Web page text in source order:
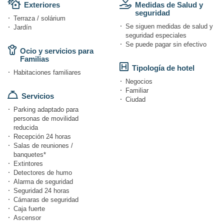
Exteriores
Terraza / solárium
Jardín
Ocio y servicios para
Familias
Habitaciones familiares
Servicios
Parking adaptado para
personas de movilidad
reducida
Recepción 24 horas
Salas de reuniones /
banquetes*
Extintores
Detectores de humo
Alarma de seguridad
Seguridad 24 horas
Cámaras de seguridad
Caja fuerte
Ascensor
Medidas de Salud y
seguridad
Se siguen medidas de salud y
seguridad especiales
Se puede pagar sin efectivo
Tipología de hotel
Negocios
Familiar
Ciudad